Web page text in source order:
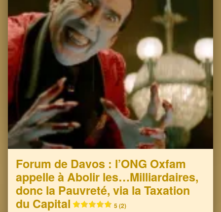
Forum de Davos : l’ONG Oxfam
appelle à Abolir les…Milliardaires,
donc la Pauvreté, via la Taxation
du Capital
5 (2)